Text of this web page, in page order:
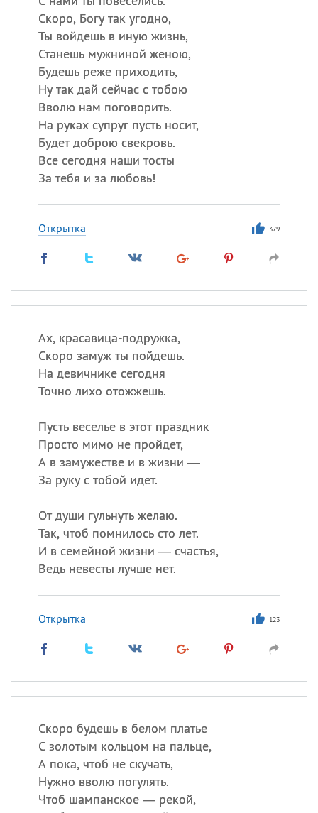
Скоро, Богу так угодно,
Ты войдешь в иную жизнь,
Станешь мужниной женою,
Будешь реже приходить,
Ну так дай сейчас с тобою
Вволю нам поговорить.
На руках супруг пусть носит,
Будет доброю свекровь.
Все сегодня наши тосты
За тебя и за любовь!
Открытка 379
Ах, красавица-подружка,
Скоро замуж ты пойдешь.
На девичнике сегодня
Точно лихо отожжешь.
Пусть веселье в этот праздник
Просто мимо не пройдет,
А в замужестве и в жизни —
За руку с тобой идет.
От души гульнуть желаю.
Так, чтоб помнилось сто лет.
И в семейной жизни — счастья,
Ведь невесты лучше нет.
Открытка 123
Скоро будешь в белом платье
С золотым кольцом на пальце,
А пока, чтоб не скучать,
Нужно вволю погулять.
Чтоб шампанское — рекой,